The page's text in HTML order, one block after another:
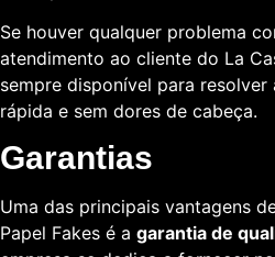
Se houver qualquer problema
atendimento ao cliente do La
sempre disponível para resolver
rápida e sem dores de cabeça.
Garantias
Uma das principais vantagens
Papel Fakes é a garantia de